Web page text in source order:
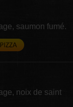
saumon fumé.
noix de saint